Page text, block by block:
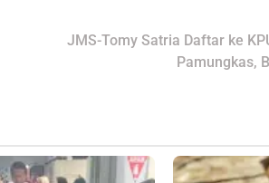
JMS-Tomy Satria Daftar ke
Pamungkas,